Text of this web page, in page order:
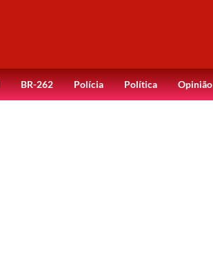
BR-262 Polícia Política Opinião